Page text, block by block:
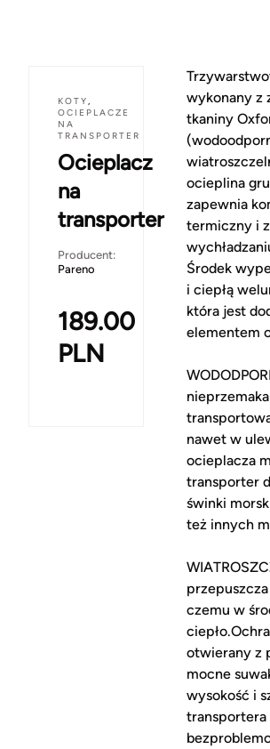
KOTY,
OCIEPLACZE
NA
TRANSPORTER
Ocieplacz
na
transporter
Producent:
Pareno
189.00
PLN
wykonany z
tkaniny
ocieplina
zapewnia
termiczny i
Środek
i ciepłą
która jest
elementem
nawet w
ocieplacza
transporter
świnki
też innych
czemu w
otwierany z
mocne
wysokość i
transportera